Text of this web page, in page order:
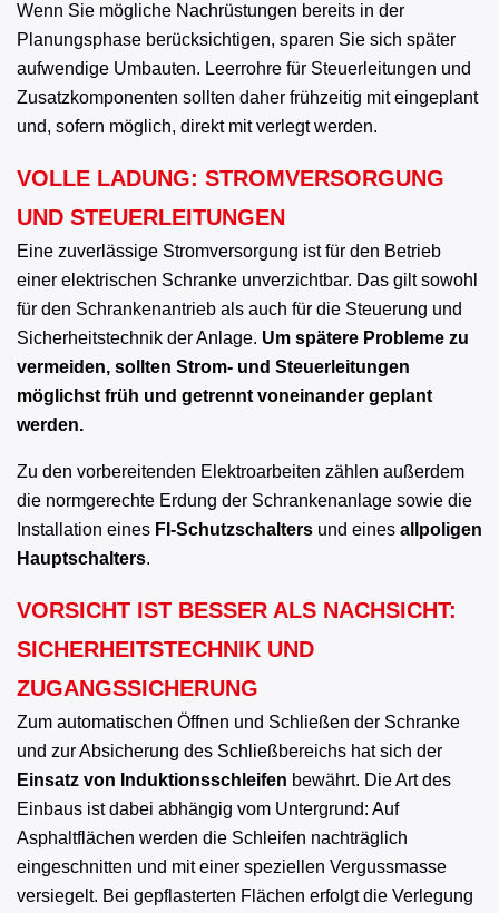
Wenn Sie mögliche Nachrüstungen bereits in der
Planungsphase berücksichtigen, sparen Sie sich später
aufwendige Umbauten. Leerrohre für Steuerleitungen und
Zusatzkomponenten sollten daher frühzeitig mit eingeplant
und, sofern möglich, direkt mit verlegt werden.
VOLLE LADUNG: STROMVERSORGUNG
UND STEUERLEITUNGEN
Eine zuverlässige Stromversorgung ist für den Betrieb
einer elektrischen Schranke unverzichtbar. Das gilt sowohl
für den Schrankenantrieb als auch für die Steuerung und
Sicherheitstechnik der Anlage. Um spätere Probleme zu
vermeiden, sollten Strom- und Steuerleitungen
möglichst früh und getrennt voneinander geplant
werden.
Zu den vorbereitenden Elektroarbeiten zählen außerdem
die normgerechte Erdung der Schrankenanlage sowie die
Installation eines FI-Schutzschalters und eines allpoligen
Hauptschalters.
VORSICHT IST BESSER ALS NACHSICHT:
SICHERHEITSTECHNIK UND
ZUGANGSSICHERUNG
Zum automatischen Öffnen und Schließen der Schranke
und zur Absicherung des Schließbereichs hat sich der
Einsatz von Induktionsschleifen bewährt. Die Art des
Einbaus ist dabei abhängig vom Untergrund: Auf
Asphaltflächen werden die Schleifen nachträglich
eingeschnitten und mit einer speziellen Vergussmasse
versiegelt. Bei gepflasterten Flächen erfolgt die Verlegung